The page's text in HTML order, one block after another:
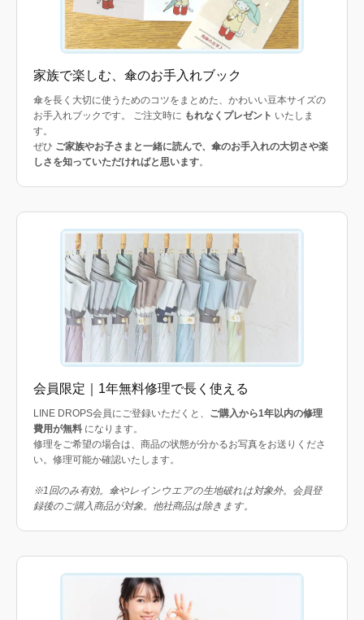
家族で楽しむ、傘のお手入れブック
傘を長く大切に使うためのコツをまとめた、かわいい豆本サイズの
お手入れブックです。 ご注文時に もれなくプレゼント いたしま
す。
ぜひ ご家族やお子さまと一緒に読んで、傘のお手入れの大切さや楽
しさを知っていただければと思います。
会員限定｜1年無料修理で長く使える
LINE DROPS会員にご登録いただくと、 ご購入から1年以内の修理
費用が無料 になります。
修理をご希望の場合は、商品の状態が分かるお写真をお送りくださ
い。修理可能か確認いたします。
※1回のみ有効。傘やレインウエアの生地破れは対象外。会員登
録後のご購入商品が対象。他社商品は除きます。